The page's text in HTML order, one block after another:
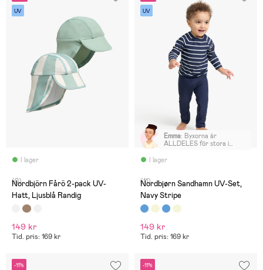
UV
I lager
(0)
Nordbjörn Fårö 2-pack UV-
Hatt, Ljusblå Randig
149 kr
Tid. pris: 169 kr
UV
I lager
Emma: Byxorna är
ALLDELES för stora i
tröjan sitter bra. Min dotter
blir att beställa annat märke
tyvärr. Orimligt stora i
midjan.
(11)
Nordbjørn Sandhamn UV-Set,
Navy Stripe
149 kr
Tid. pris: 169 kr
-11% -11%